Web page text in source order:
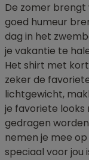
De zomer brengt
goed humeur
dag in het
je vakantie te
Het shirt met
zeker de
lichtgewicht,
je favoriete looks
gedragen
nemen je mee
speciaal voor jou